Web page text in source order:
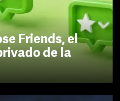
Friends, el
de la